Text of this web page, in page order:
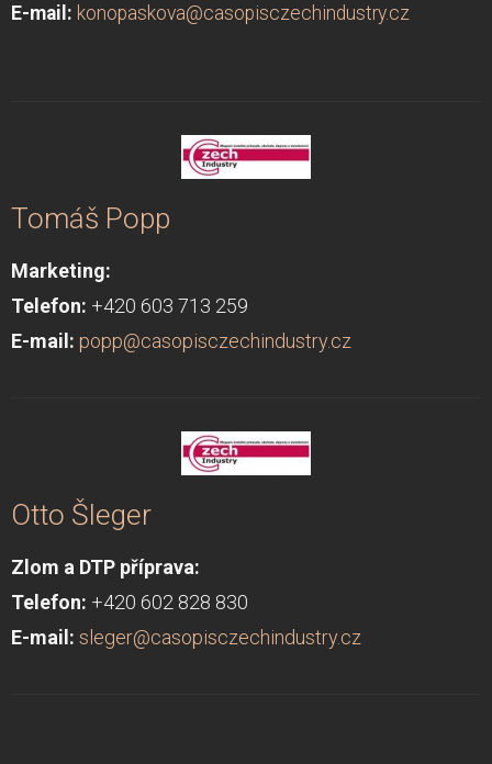
E-mail: konopaskova@casopisczechindustry.cz
Tomáš Popp
Marketing:
Telefon: +420 603 713 259
E-mail: popp@casopisczechindustry.cz
Otto Šleger
Zlom a DTP příprava:
Telefon: +420 602 828 830
E-mail: sleger@casopisczechindustry.cz